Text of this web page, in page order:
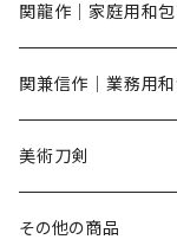
関龍作｜家庭用和
関兼信作｜業務用
美術刀剣
陣太刀
その他の商品